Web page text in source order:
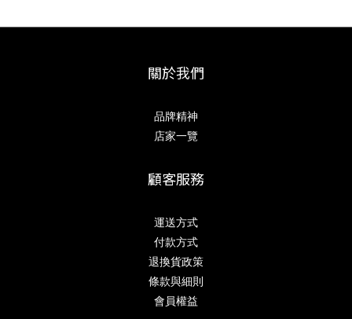
關於我們
品牌精神
店家一覽
顧客服務
運送方式
付款方式
退換貨政策
條款與細則
會員權益